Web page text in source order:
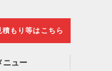
もり等はこちら
ニュー